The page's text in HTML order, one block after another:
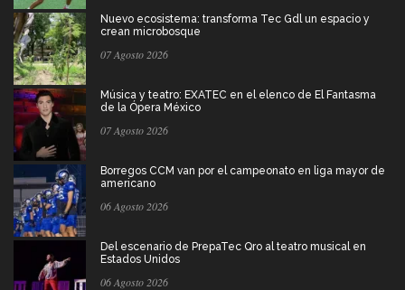
Nuevo ecosistema: transforma Tec Gdl un espacio y
crean microbosque
07 Agosto 2026
Música y teatro: EXATEC en el elenco de El Fantasma
de la Ópera México
07 Agosto 2026
Borregos CCM van por el campeonato en liga mayor de
americano
06 Agosto 2026
Del escenario de PrepaTec Qro al teatro musical en
Estados Unidos
06 Agosto 2026